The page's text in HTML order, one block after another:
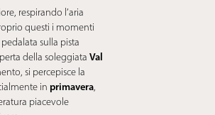
respirando l’aria
questi i momenti
sulla pista
della soleggiata Val
si percepisce la
in primavera,
piacevole